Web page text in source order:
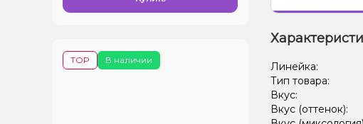
В наличии
TOP
Линейка:
Тип товара:
Вкус:
Вкус (оттенок):